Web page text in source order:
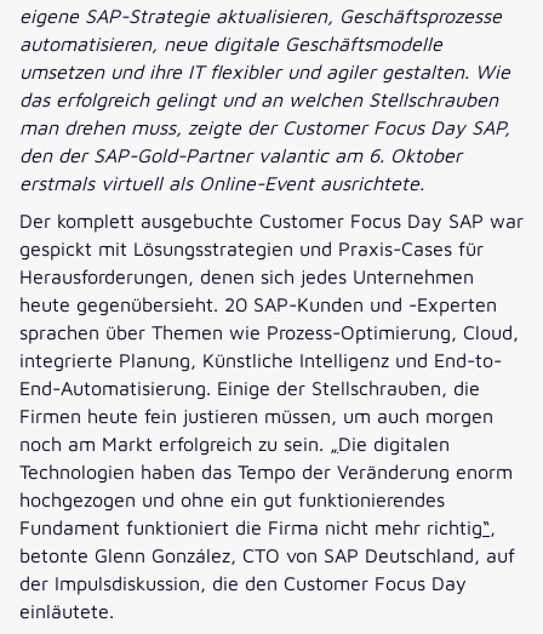
eigene SAP-Strategie aktualisieren, Geschäftsprozesse
automatisieren, neue digitale Geschäftsmodelle
umsetzen und ihre IT flexibler und agiler gestalten. Wie
das erfolgreich gelingt und an welchen Stellschrauben
man drehen muss, zeigte der Customer Focus Day SAP,
den der SAP-Gold-Partner valantic am 6. Oktober
erstmals virtuell als Online-Event ausrichtete.
Der komplett ausgebuchte Customer Focus Day SAP war
gespickt mit Lösungsstrategien und Praxis-Cases für
Herausforderungen, denen sich jedes Unternehmen
heute gegenübersieht. 20 SAP-Kunden und -Experten
sprachen über Themen wie Prozess-Optimierung, Cloud,
integrierte Planung, Künstliche Intelligenz und End-to-
End-Automatisierung. Einige der Stellschrauben, die
Firmen heute fein justieren müssen, um auch morgen
noch am Markt erfolgreich zu sein. „Die digitalen
Technologien haben das Tempo der Veränderung enorm
hochgezogen und ohne ein gut funktionierendes
Fundament funktioniert die Firma nicht mehr richtig“,
betonte Glenn González, CTO von SAP Deutschland, auf
der Impulsdiskussion, die den Customer Focus Day
einläutete.